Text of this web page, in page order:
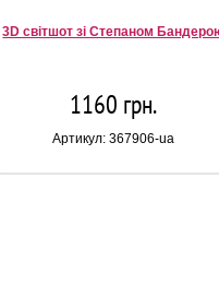
3D світшот зі Степаном
1160 грн.
Артикул: 367906-ua